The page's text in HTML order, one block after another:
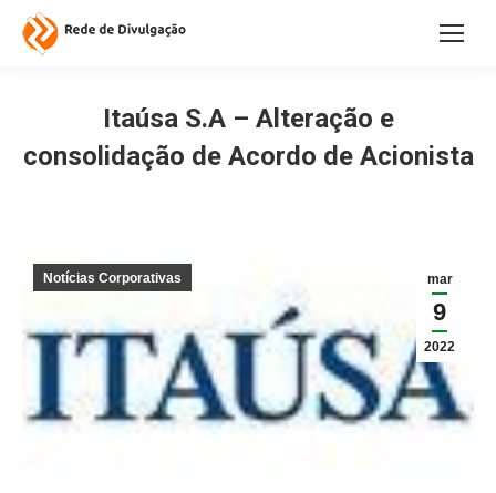
Itaúsa S.A – Alteração e
consolidação de Acordo de Acionista
mar
9
2022
Notícias Corporativas